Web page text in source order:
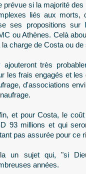
prévue si la majorité
liés aux morts,
ses propositions sur
ou Athènes. Celà
la charge de Costa ou
ajouteront très
les frais engagés et
d'associations
et pour Costa, le
93 millions et qui
pas assurée pour ce
un sujet qui, "si
années.